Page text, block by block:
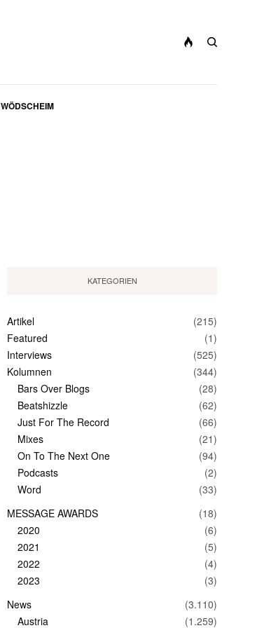
WÖDSCHEIM
KATEGORIEN
Artikel
(215)
Featured
(1)
Interviews
(525)
Kolumnen
(344)
Bars Over Blogs
(28)
Beatshizzle
(62)
Just For The Record
(66)
Mixes
(21)
On To The Next One
(94)
Podcasts
(2)
Word
(33)
MESSAGE AWARDS
(18)
2020
(6)
2021
(5)
2022
(4)
2023
(3)
News
(3.110)
Austria
(1.259)